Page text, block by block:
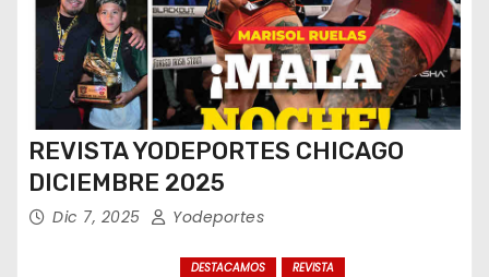
REVISTA YODEPORTES CHICAGO
DICIEMBRE 2025
Dic 7, 2025 Yodeportes
DESTACAMOS REVISTA